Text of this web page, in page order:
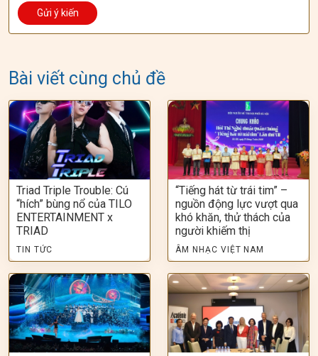
Bài viết cùng chủ đề
Triad Triple Trouble: Cú
“hích” bùng nổ của TILO
ENTERTAINMENT x
TRIAD
TIN TỨC
“Tiếng hát từ trái tim” –
nguồn động lực vượt qua
khó khăn, thử thách của
người khiếm thị
ÂM NHẠC VIỆT NAM